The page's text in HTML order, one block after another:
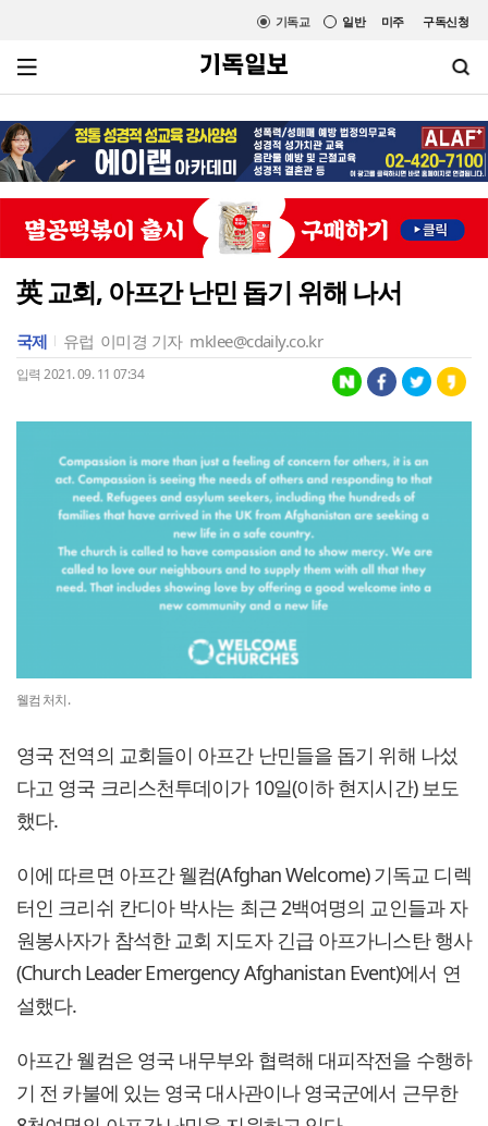
미주 구독신청
일반
기독교
英 교회, 아프간 난민 돕기 위해 나서
국제 유럽 이미경 기자 mklee@cdaily.co.kr
입력 2021. 09. 11 07:34
웰컴 처치.
영국 전역의 교회들이 아프간 난민들을 돕기 위해 나섰
다고 영국 크리스천투데이가 10일(이하 현지시간) 보도
했다.
이에 따르면 아프간 웰컴(Afghan Welcome) 기독교 디렉
터인 크리쉬 칸디아 박사는 최근 2백여명의 교인들과 자
원봉사자가 참석한 교회 지도자 긴급 아프가니스탄 행사
(Church Leader Emergency Afghanistan Event)에서 연
설했다.
아프간 웰컴은 영국 내무부와 협력해 대피작전을 수행하
기 전 카불에 있는 영국 대사관이나 영국군에서 근무한